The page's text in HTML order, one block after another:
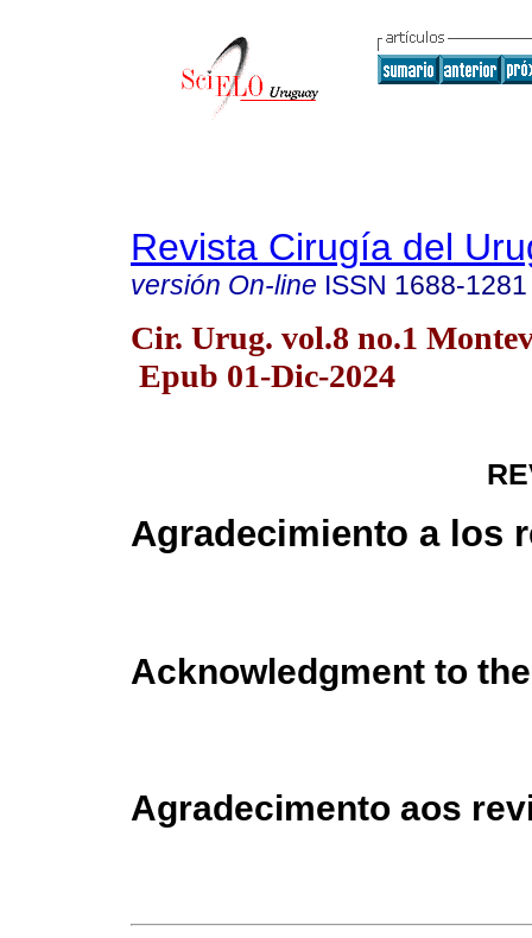
Revista Cirugía del
versión On-line ISSN 1688-1281
Cir. Urug. vol.8 no.1
Epub 01-Dic-2024
Agradecimiento a los
Acknowledgment to
Agradecimento aos